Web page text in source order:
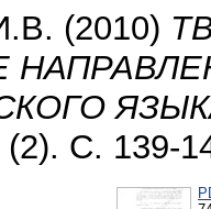
(2010)
(2). С. 139-